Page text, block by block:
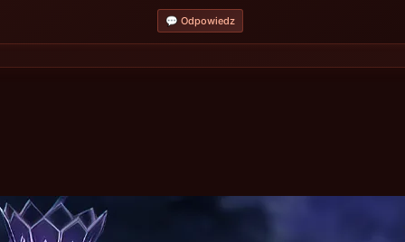
💬 Odpowiedz